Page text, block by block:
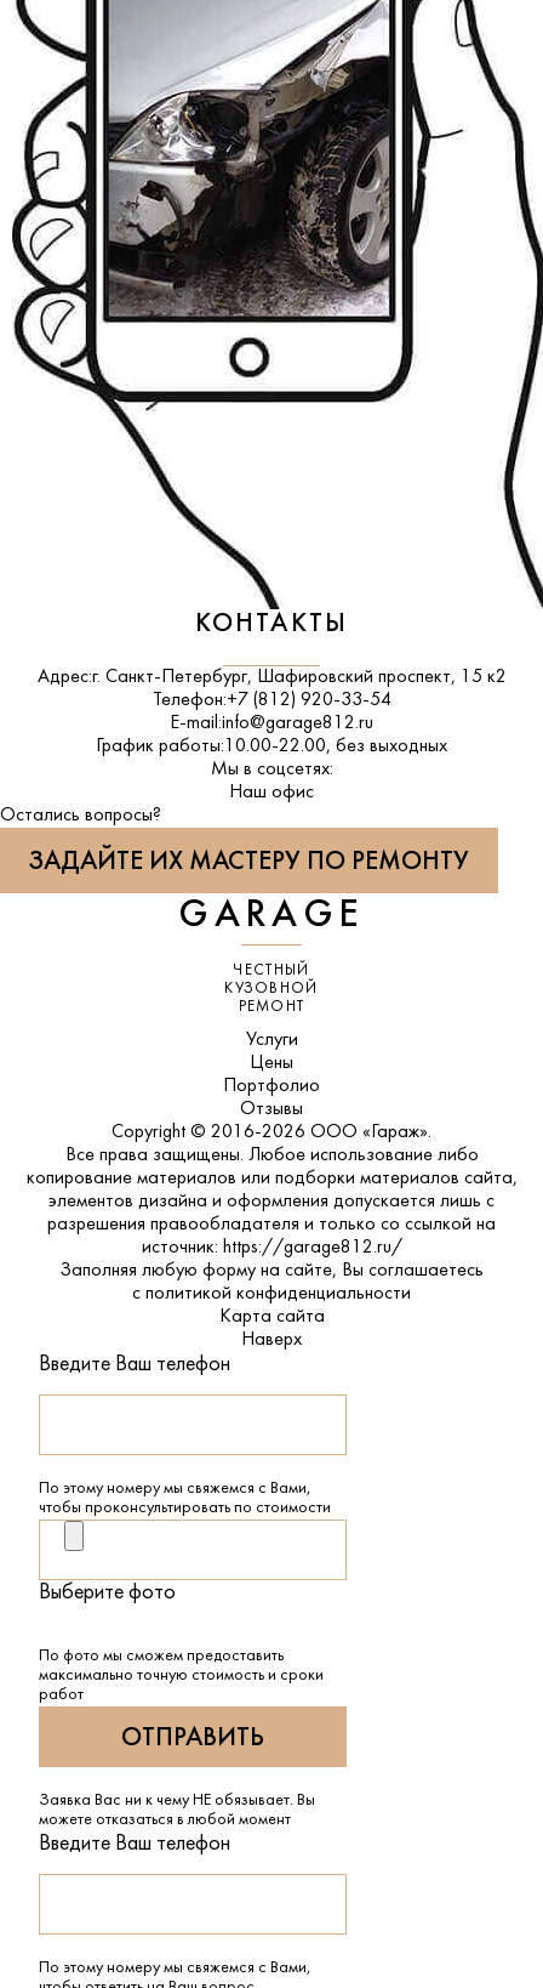
КОНТАКТЫ
Адрес:г. Санкт-Петербург, Шафировский проспект, 15 к2
Телефон:+7 (812) 920-33-54
E-mail:info@garage812.ru
График работы: 10.00-22.00, без выходных
Мы в соцсетях:
ВКонтакте
Наш офис
Остались вопросы?
ЗАДАЙТЕ ИХ МАСТЕРУ ПО РЕМОНТУ
GARAGE
ЧЕСТНЫЙ
КУЗОВНОЙ
РЕМОНТ
Услуги
Цены
Портфолио
Отзывы
Copyright © 2016-2026 ООО «Гараж».
Все права защищены. Любое использование либо
копирование материалов или подборки материалов сайта,
элементов дизайна и оформления допускается лишь с
разрешения правообладателя и только со ссылкой на
источник: https://garage812.ru/
Заполняя любую форму на сайте, Вы соглашаетесь
с политикой конфиденциальности
Карта сайта
Наверх
Введите Ваш телефон
По этому номеру мы свяжемся с Вами,
чтобы проконсультировать по стоимости
Выберите фото
По фото мы сможем предоставить
максимально точную стоимость и сроки
работ
Заявка Вас ни к чему НЕ обязывает. Вы
можете отказаться в любой момент
Введите Ваш телефон
По этому номеру мы свяжемся с Вами,